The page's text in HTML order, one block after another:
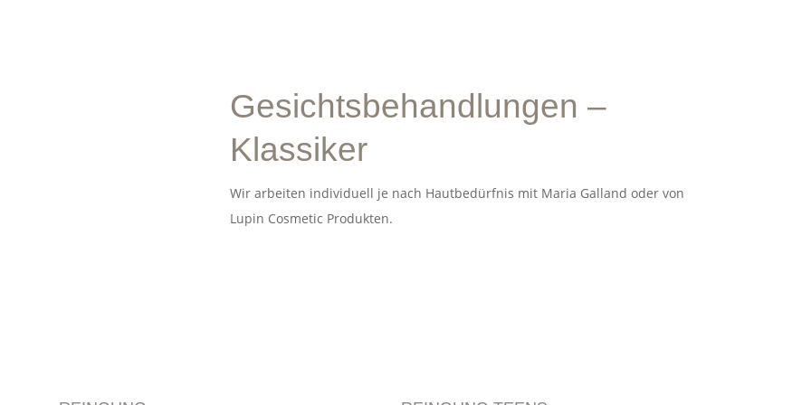
Über mich Online Hautanalyse von Lupin Shop
Gesichtsbehandlungen –
Klassiker
Wir arbeiten individuell je nach Hautbedürfnis mit Maria Galland oder von
Lupin Cosmetic Produkten.